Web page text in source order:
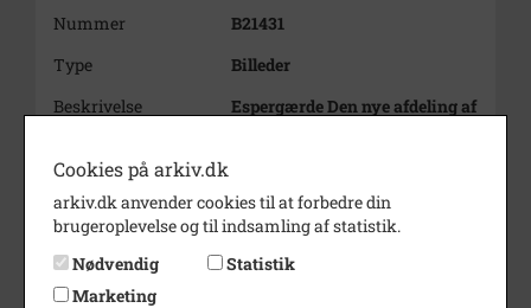
Nummer
B21431
Type
Billeder
Beskrivelse
Espergærde Den nye afdeling af
exteriør
Årstal
Dateringsnote
Cookies på arkiv.dk
arkiv.dk anvender cookies til at forbedre din
brugeroplevelse og til indsamling af statistik.
Nødvendig
Statistik
Marketing